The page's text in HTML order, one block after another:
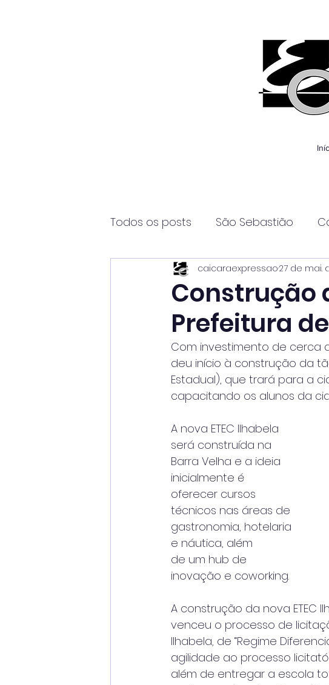
Todos os posts São Sebastião
Página2 Itanhaém
Construção
Prefeitura
caicaraexpressao27 de mai.
Com investimento de cerca
deu início à construção da
Estadual), que trará para a
capacitando os alunos da
A nova ETEC Ilhabela
será construída na
Barra Velha e a ideia
inicialmente é
oferecer cursos
técnicos nas áreas de
gastronomia, hotelaria
e náutica, além
de um hub de
inovação e coworking.
A construção da nova ETEC
venceu o processo de
Ilhabela, de “Regime
agilidade ao processo
além de entregar a escola